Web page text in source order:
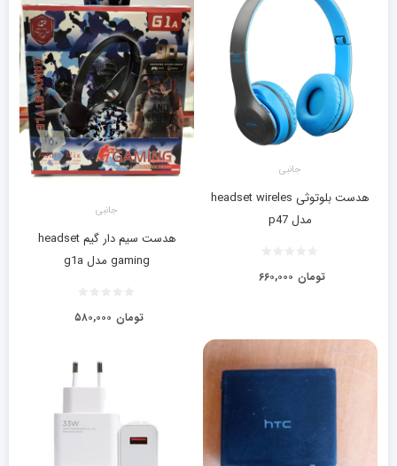
جانبی
هدست بلوتوثی headset wireles
مدل p47
۶۶۰,۰۰۰ تومان
جانبی
هدست سیم دار گیم headset
gaming مدل g1a
۵۸۰,۰۰۰ تومان